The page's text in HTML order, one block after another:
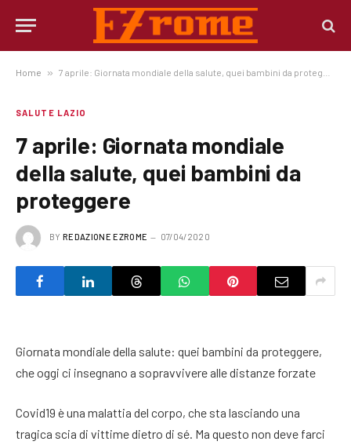
Home » 7 aprile: Giornata mondiale della salute, quei bambini da proteggere
SALUTE LAZIO
7 aprile: Giornata mondiale
della salute, quei bambini da
proteggere
BY REDAZIONE EZROME 07/04/2020
Giornata mondiale della salute: quei bambini da proteggere,
che oggi ci insegnano a sopravvivere alle distanze forzate
Covid19 è una malattia del corpo, che sta lasciando una
tragica scia di vittime dietro di sé. Ma questo non deve farci